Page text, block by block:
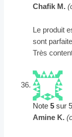
Chafik M.
Le produit
sont
Très
Note5 sur 5
Amine K.